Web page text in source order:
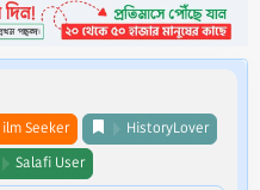
ilm Seeker
HistoryLover
Salafi User